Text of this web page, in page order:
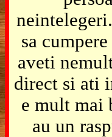
sa
aveti
direct si ati
e mult mai
au un